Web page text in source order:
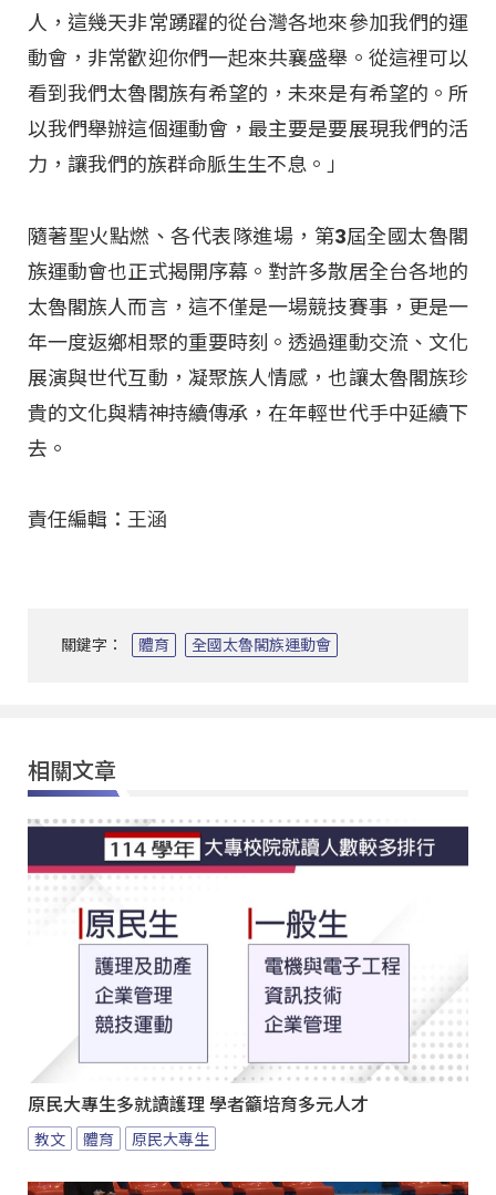
人，這幾天非常踴躍的從台灣各地來參加我們的運
動會，非常歡迎你們一起來共襄盛舉。從這裡可以
看到我們太魯閣族有希望的，未來是有希望的。所
以我們舉辦這個運動會，最主要是要展現我們的活
力，讓我們的族群命脈生生不息。」
隨著聖火點燃、各代表隊進場，第3屆全國太魯閣
族運動會也正式揭開序幕。對許多散居全台各地的
太魯閣族人而言，這不僅是一場競技賽事，更是一
年一度返鄉相聚的重要時刻。透過運動交流、文化
展演與世代互動，凝聚族人情感，也讓太魯閣族珍
貴的文化與精神持續傳承，在年輕世代手中延續下
去。
責任編輯：王涵
關鍵字： 體育 全國太魯閣族運動會
相關文章
原民大專生多就讀護理 學者籲培育多元人才
教文 體育 原民大專生